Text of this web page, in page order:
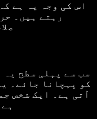
اس کی وجہ یہ ہے
رہتے ہیں۔
سب سے پہلی سطح یہ
کو پہچانا جائے۔
آتی ہے۔ ایک شخص